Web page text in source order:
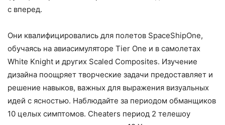
с вперед.
Они квалифицировались для полетов SpaceShipOne,
обучаясь на авиасимуляторе Tier One и в самолетах
White Knight и других Scaled Composites. Изучение
дизайна поощряет творческие задачи предоставляет и
решение навыков, важных для выражения визуальных
идей с ясностью. Наблюдайте за периодом обманщиков
10 целых симптомов. Cheaters период 2 телешоу